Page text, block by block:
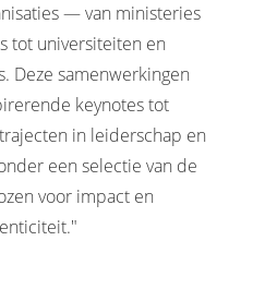
— van ministeries
tot universiteiten en
Deze samenwerkingen
keynotes tot
in leiderschap en
een selectie van de
voor impact en